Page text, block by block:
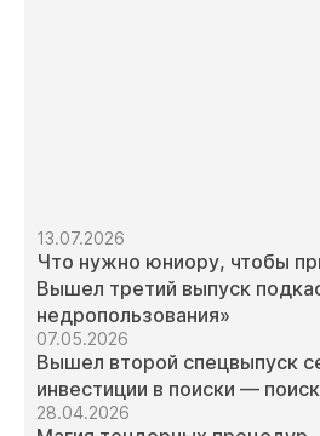
13.07.2026
Что нужно юниору, чтобы
Вышел третий выпуск
недропользования»
07.05.2026
Вышел второй спецвыпуск
инвестиции в поиски —
28.04.2026